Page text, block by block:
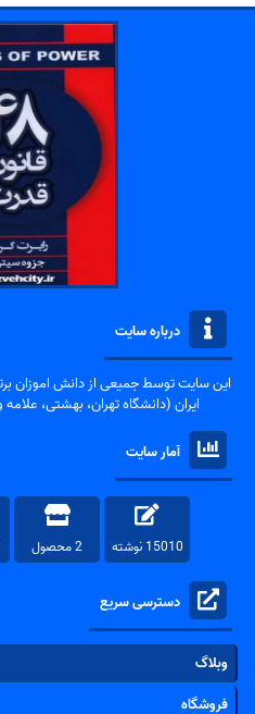
درباره سایت
این سایت توسط جمیعی از دانش اموزان
ایران (دانشگاه تهران، بهشتی،
آمار سایت
15010 نوشته 2 محصول
دسترسی سریع
وبلاگ
فروشگاه